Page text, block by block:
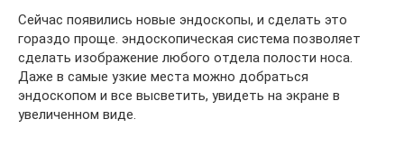
Сейчас появились новые эндоскопы, и сделать это
гораздо проще. эндоскопическая система позволяет
сделать изображение любого отдела полости носа.
Даже в самые узкие места можно добраться
эндоскопом и все высветить, увидеть на экране в
увеличенном виде.